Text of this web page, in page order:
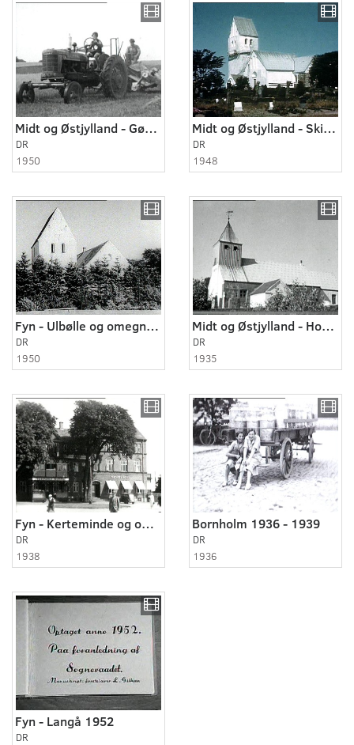
Midt og Østjylland - Gørding 1950
DR
1950
Midt og Østjylland - Skive og omegn 1948
DR
1948
Fyn - Ulbølle og omegn 1950
DR
1950
Midt og Østjylland - Hoven ca. 1935 og ca. 1950
DR
1935
Fyn - Kerteminde og omegn 1938
DR
1938
Bornholm 1936 - 1939
DR
1936
Fyn - Langå 1952
DR